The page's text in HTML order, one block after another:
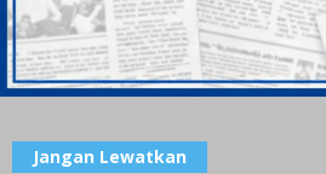
Jangan Lewatkan